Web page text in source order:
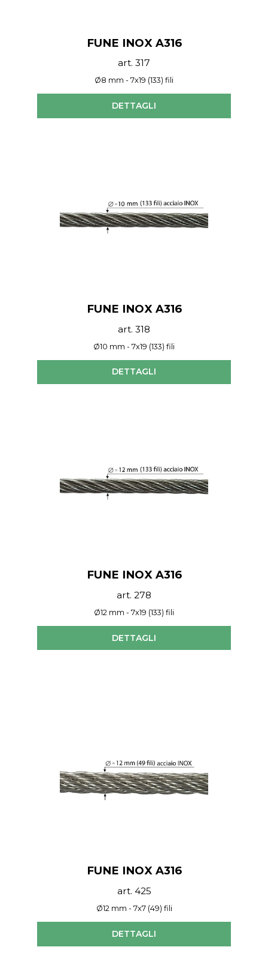
FUNE INOX A316
art. 317
Ø8 mm - 7x19 (133) fili
DETTAGLI
FUNE INOX A316
art. 318
Ø10 mm - 7x19 (133) fili
DETTAGLI
FUNE INOX A316
art. 278
Ø12 mm - 7x19 (133) fili
DETTAGLI
FUNE INOX A316
art. 425
Ø12 mm - 7x7 (49) fili
DETTAGLI